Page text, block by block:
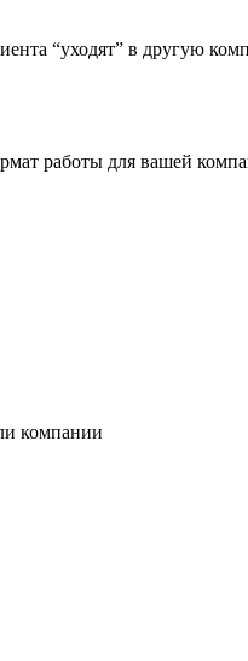
“уходят” в другую
работы для вашей
компании